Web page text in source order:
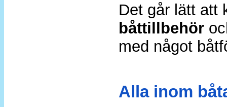
Det går lätt att
båttillbehör
med något
Alla inom